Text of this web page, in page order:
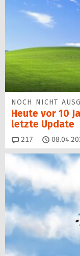
NOCH NICHT
Heute vor 10
letzte Update
217 Kommentare